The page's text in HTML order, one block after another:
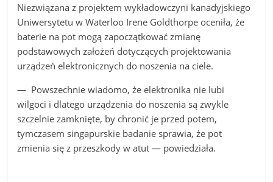
Niezwiązana z projektem wykładowczyni kanadyjskiego
Uniwersytetu w Waterloo Irene Goldthorpe oceniła, że
baterie na pot mogą zapoczątkować zmianę
podstawowych założeń dotyczących projektowania
urządzeń elektronicznych do noszenia na ciele.
— Powszechnie wiadomo, że elektronika nie lubi
wilgoci i dlatego urządzenia do noszenia są zwykle
szczelnie zamknięte, by chronić je przed potem,
tymczasem singapurskie badanie sprawia, że pot
zmienia się z przeszkody w atut — powiedziała.